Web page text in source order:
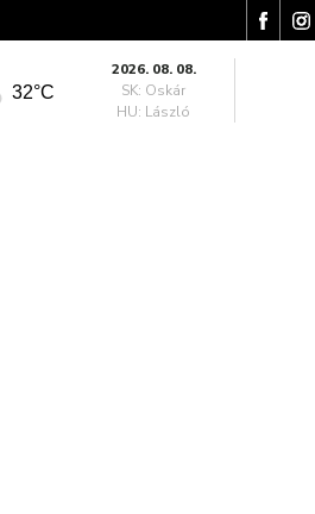
32°C
2026. 08. 08.
SK: Oskár
HU: László